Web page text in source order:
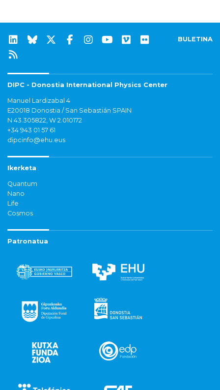
BULETINA
DIPC - Donostia International Physics Center
Manuel Lardizabal 4
E20018 Donostia / San Sebastián SPAIN
N 43.305822, W 2.010172
+34 943 01 57 61
dipcinfo@ehu.eus
Ikerketa
Quantum
Nano
Life
Cosmos
Patronatua